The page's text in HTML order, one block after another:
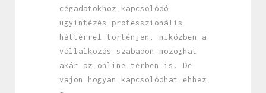
cégadatokhoz kapcsolódó
ügyintézés professzionális
háttérrel történjen, miközben a
vállalkozás szabadon mozoghat
akár az online térben is. De
vajon hogyan kapcsolódhat ehhez